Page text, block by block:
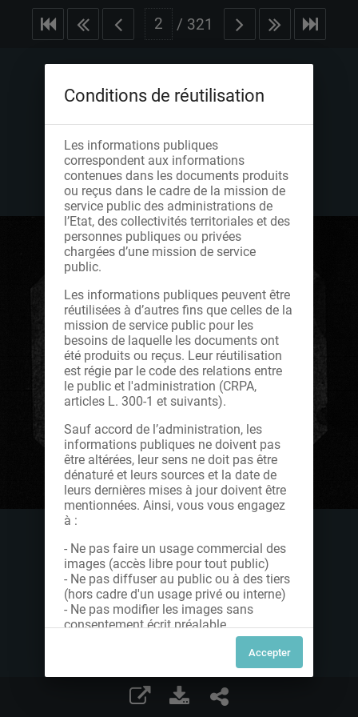
/ 321
Conditions de réutilisation
Les informations publiques
correspondent aux informations
contenues dans les documents produits
ou reçus dans le cadre de la mission de
service public des administrations de
l’Etat, des collectivités territoriales et des
personnes publiques ou privées
chargées d’une mission de service
public.
Les informations publiques peuvent être
réutilisées à d’autres fins que celles de la
mission de service public pour les
besoins de laquelle les documents ont
été produits ou reçus. Leur réutilisation
est régie par le code des relations entre
le public et l'administration (CRPA,
articles L. 300-1 et suivants).
Sauf accord de l’administration, les
informations publiques ne doivent pas
être altérées, leur sens ne doit pas être
dénaturé et leurs sources et la date de
leurs dernières mises à jour doivent être
mentionnées. Ainsi, vous vous engagez
à :
- Ne pas faire un usage commercial des
images (accès libre pour tout public)
- Ne pas diffuser au public ou à des tiers
(hors cadre d'un usage privé ou interne)
- Ne pas modifier les images sans
consentement écrit préalable
Dans le cas contraire, nous vous invitons
à nous contacter afin de solliciter le type
de Licence souhaitée parmi celles
proposées et le cas échéant, acquitter